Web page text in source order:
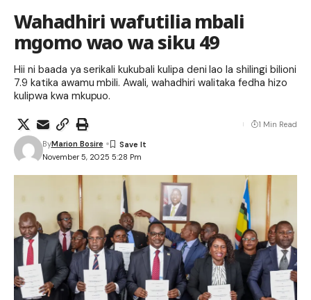
Wahadhiri wafutilia mbali
mgomo wao wa siku 49
Hii ni baada ya serikali kukubali kulipa deni lao la shilingi bilioni
7.9 katika awamu mbili. Awali, wahadhiri walitaka fedha hizo
kulipwa kwa mkupuo.
November 5, 2025 5:28 Pm
ByMarion Bosire
1 Min Read